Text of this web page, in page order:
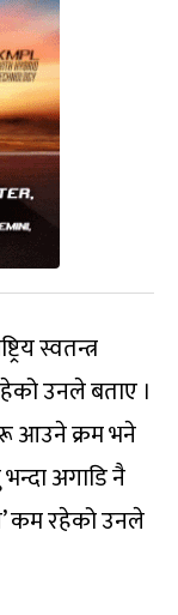
स्वतन्त्र
उनले बताए ।
आउने क्रम भने
अगाडि नै
कम रहेको उनले